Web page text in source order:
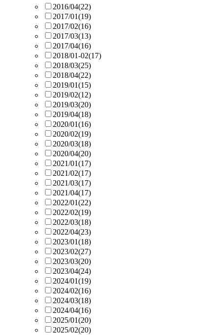
2016/04(22)
2017/01(19)
2017/02(16)
2017/03(13)
2017/04(16)
2018/01-02(17)
2018/03(25)
2018/04(22)
2019/01(15)
2019/02(12)
2019/03(20)
2019/04(18)
2020/01(16)
2020/02(19)
2020/03(18)
2020/04(20)
2021/01(17)
2021/02(17)
2021/03(17)
2021/04(17)
2022/01(22)
2022/02(19)
2022/03(18)
2022/04(23)
2023/01(18)
2023/02(27)
2023/03(20)
2023/04(24)
2024/01(19)
2024/02(16)
2024/03(18)
2024/04(16)
2025/01(20)
2025/02(20)